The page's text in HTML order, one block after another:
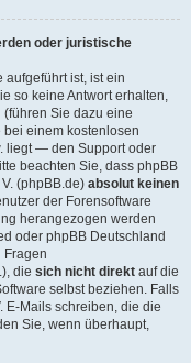
oder juristische
aufgeführt ist, ist ein
so keine Antwort erhalten,
Sie dazu eine
einem kostenlosen
liegt — den Support oder
beachten Sie, dass phpBB
(phpBB.de) absolut keinen
der Forensoftware
herangezogen werden
oder phpBB Deutschland
Fragen
die sich nicht direkt auf die
selbst beziehen. Falls
E-Mails schreiben, die die
Sie, wenn überhaupt,